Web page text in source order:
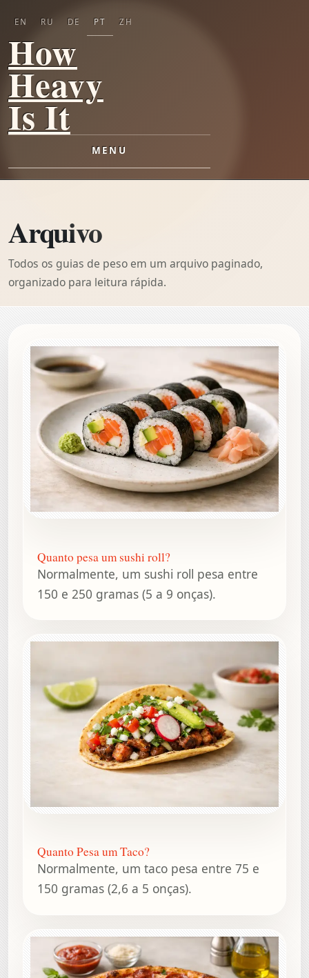
How
Heavy
Is It
MENU
EN RU DE PT ZH
Arquivo
Todos os guias de peso em um arquivo paginado,
organizado para leitura rápida.
Quanto pesa um sushi roll?
Normalmente, um sushi roll pesa entre
150 e 250 gramas (5 a 9 onças).
Quanto Pesa um Taco?
Normalmente, um taco pesa entre 75 e
150 gramas (2,6 a 5 onças).